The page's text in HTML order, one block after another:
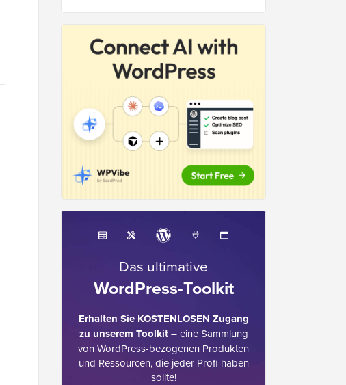
Das ultimative
WordPress-Toolkit
Erhalten Sie KOSTENLOSEN Zugang
zu unserem Toolkit– eine Sammlung
von WordPress-bezogenen Produkten
und Ressourcen, die jeder Profi haben
sollte!